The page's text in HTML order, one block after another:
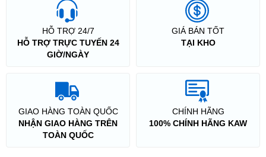
HỖ TRỢ 24/7
HỖ TRỢ TRỰC TUYẾN 24
GIỜ/NGÀY
GIÁ BÁN TỐT
TẠI KHO
GIAO HÀNG TOÀN QUỐC
NHẬN GIAO HÀNG TRÊN
TOÀN QUỐC
CHÍNH HÃNG
100% CHÍNH HÃNG KAW